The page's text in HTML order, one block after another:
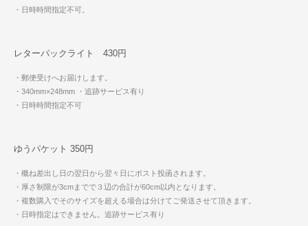
・日時時間指定不可。
レターパックライト 430円
・郵便受けへお届けします。
・340mm×248mm ・追跡サービス有り
・日時時間指定不可
ゆうパケット 350円
・概ね差出し日の翌日から翌々日にポスト投函されます。
・厚さ制限が3cmまでで３辺の合計が60cm以内となります。
・複数購入でそのサイズを超える場合は分けてご発送させて頂きます。
・日時指定はできません。追跡サービス有り